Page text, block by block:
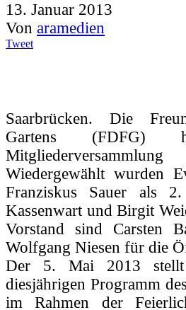
13. Januar 2013
Von aramedien
Tweet
Saarbrücken. Die
Gartens
Wiedergewählt wurden
Franziskus Sauer als
Kassenwart und Birgit
Vorstand sind Carsten
Wolfgang Niesen für die
Der 5. Mai 2013 stellt
diesjährigen Programm
im Rahmen der